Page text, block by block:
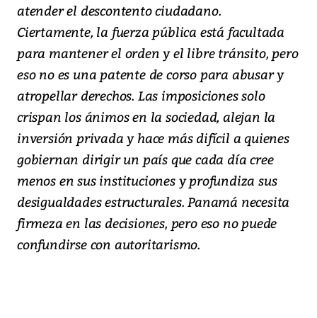
atender el descontento ciudadano.
Ciertamente, la fuerza pública está facultada
para mantener el orden y el libre tránsito, pero
eso no es una patente de corso para abusar y
atropellar derechos. Las imposiciones solo
crispan los ánimos en la sociedad, alejan la
inversión privada y hace más difícil a quienes
gobiernan dirigir un país que cada día cree
menos en sus instituciones y profundiza sus
desigualdades estructurales. Panamá necesita
firmeza en las decisiones, pero eso no puede
confundirse con autoritarismo.